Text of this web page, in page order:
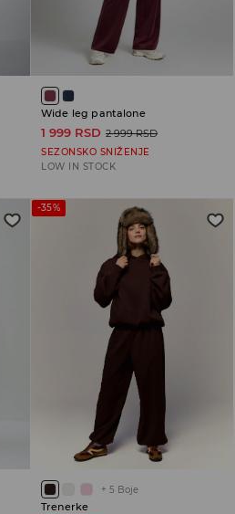
Wide leg pantalone
1 999 RSD 2 999 RSD
SEZONSKO SNIŽENJE
LOW IN STOCK
-35%
+ 5 Boje
Trenerke